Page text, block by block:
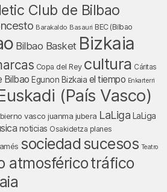
Club de Bilbao
Barakaldo Basauri BEC (Bilbao
Bilbao Basket Bizkaia
Copa del Rey cultura Cáritas
Bilbao Egunon Bizkaia el tiempo Enkarterri
(País Vasco)
vasco juanma jubera LaLiga LaLiga
noticias Osakidetza planes
sociedad sucesos Teatro
atmosféricotráfico